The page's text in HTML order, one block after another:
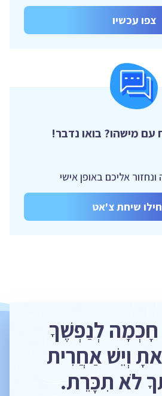
צפו עכשיו
עם מישהו? בואו נדבר!
אליכם באופן אישי
שיחת צ'אט
חָכְמָה לְנַפְשֶׁךָ
וְיֵשׁ אַחֲרִית
לֹא תִכָּרֵת.